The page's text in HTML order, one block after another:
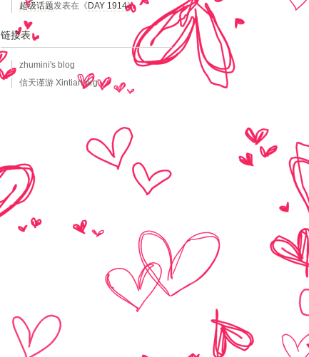
超级话题发表在《 DAY 1914》
链接表
zhumini's blog
信天谨游 Xintian.org